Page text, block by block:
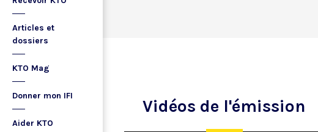
Articles et
dossiers
KTO Mag
Donner mon IFI
Aider KTO
Vidéos de l'émission